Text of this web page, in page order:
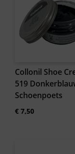
Collonil Shoe
519
Schoenpoets
€ 7,50